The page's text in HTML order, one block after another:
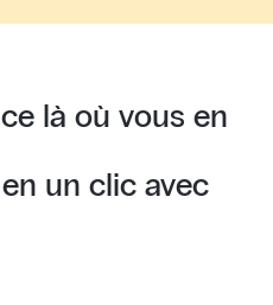
là où vous en
un clic avec